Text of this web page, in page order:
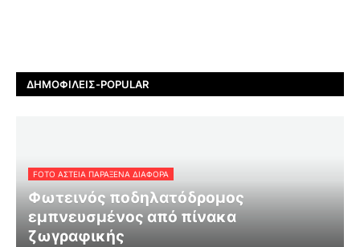
ΔΗΜΟΦΙΛΕΊΣ-POPULAR
FOTO ΑΣΤΕΙΑ ΠΑΡΑΞΕΝΑ ΔΙΑΦΟΡΑ
Φωτεινός ποδηλατόδρομος
εμπνευσμένος από πίνακα
ζωγραφικής